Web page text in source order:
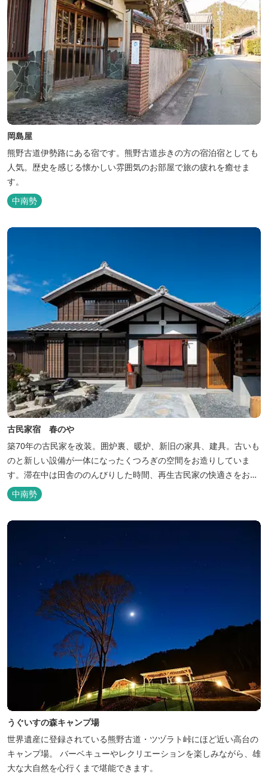
岡島屋
熊野古道伊勢路にある宿です。熊野古道歩きの方の宿泊宿としても
人気。歴史を感じる懐かしい雰囲気のお部屋で旅の疲れを癒せま
す。
中南勢
古民家宿 春のや
築70年の古民家を改装。囲炉裏、暖炉、新旧の家具、建具。古いも
のと新しい設備が一体になったくつろぎの空間をお造りしていま
す。滞在中は田舎ののんびりした時間、再生古民家の快適さをお楽
しみください。 【時間】 《 チェックイン 》 15：00～20：00の間
にお願いいたします。 《 チェックアウト 》 10：00まで 【御利用
料金】 一日一組様１棟貸し（定員５名） 一...
中南勢
うぐいすの森キャンプ場
世界遺産に登録されている熊野古道・ツヅラト峠にほど近い高台の
キャンプ場。 バーベキューやレクリエーションを楽しみながら、雄
大な大自然を心行くまで堪能できます。